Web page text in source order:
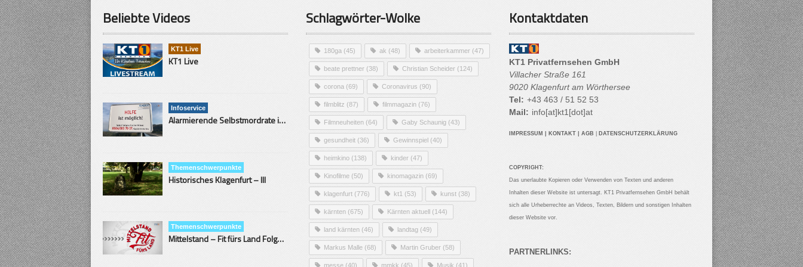
Beliebte Videos
KT1 Live
KT1 Live
Infoservice
Alarmierende Selbstmordrate in Kärnten
Themenschwerpunkte
Historisches Klagenfurt – III
Themenschwerpunkte
Mittelstand – Fit fürs Land Folge 9- Konditor
Schlagwörter-Wolke
180ga (45) ak (48) arbeiterkammer (47)
beate prettner (38) Christian Scheider (124)
corona (69) Coronavirus (90)
filmblitz (87) filmmagazin (76)
Filmneuheiten (64) Gaby Schaunig (43)
gesundheit (36) Gewinnspiel (40)
heimkino (138) kinder (47)
Kinofilme (50) kinomagazin (69)
klagenfurt (776) kt1 (53) kunst (38)
kärnten (675) Kärnten aktuell (144)
land kärnten (46) landtag (49)
Markus Malle (68) Martin Gruber (58)
messe (40) mmkk (45) Musik (41)
Kontaktdaten
KT1 Privatfernsehen GmbH
Villacher Straße 161
9020 Klagenfurt am Wörthersee
Tel: +43 463 / 51 52 53
Mail: info[at]kt1[dot]at
IMPRESSUM KONTAKT AGB DATENSCHUTZERKLÄRUNG
COPYRIGHT:
Das unerlaubte Kopieren oder Verwenden von Texten und anderen
Inhalten dieser Website ist untersagt. KT1 Privatfernsehen GmbH behält
sich alle Urheberrechte an Videos, Texten, Bildern und sonstigen Inhalten
dieser Website vor.
PARTNERLINKS: